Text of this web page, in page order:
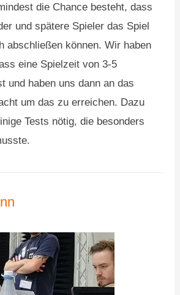
die Chance besteht, dass
und spätere Spieler das Spiel
abschließen können. Wir haben
eine Spielzeit von 3-5
und haben uns dann an das
um das zu erreichen. Dazu
Tests nötig, die besonders